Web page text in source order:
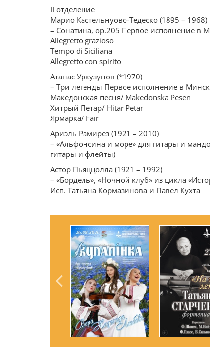
II отделение
Марио Кастельнуово-Тедеско (1895 – 1968)
– Сонатина, ор.205 Первое исполнение в
Allegretto grazioso
Tempo di Siciliana
Allegretto con spirito
Атанас Уркузунов (*1970)
– Три легенды Первое исполнение в
Македонская песня/ Makedonska Pesen
Хитрый Петар/ Hitar Petar
Ярмарка/ Fair
Ариэль Рамирез (1921 – 2010)
– «Альфонсина и море» для гитары и
гитары и флейты)
Астор Пьяццолла (1921 – 1992)
– «Бордель», «Ночной клуб» из цикла
Исп. Татьяна Кормазинова и Павел Кухта